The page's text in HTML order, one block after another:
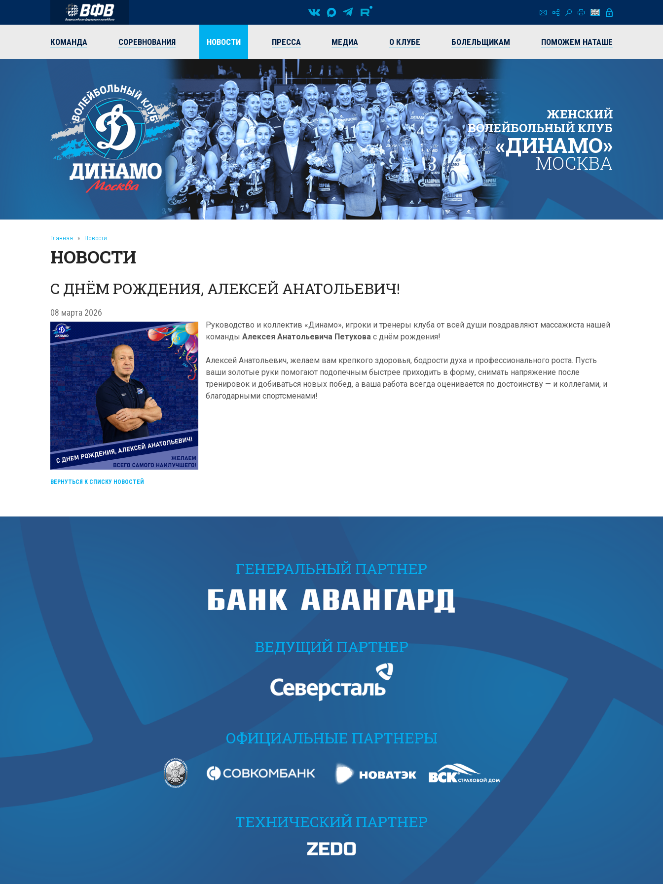
КОМАНДА СОРЕВНОВАНИЯ НОВОСТИ ПРЕССА МЕДИА О КЛУБЕ БОЛЕЛЬЩИКАМ ПОМОЖЕМ НАТАШЕ
ЖЕНСКИЙ
ВОЛЕЙБОЛЬНЫЙ КЛУБ
«ДИНАМО»
МОСКВА
Главная » Новости
НОВОСТИ
С ДНЁМ РОЖДЕНИЯ, АЛЕКСЕЙ АНАТОЛЬЕВИЧ!
08 марта 2026
Руководство и коллектив «Динамо», игроки и тренеры клуба от всей души поздравляют массажиста нашей
команды Алексея Анатольевича Петухова с днём рождения!
Алексей Анатольевич, желаем вам крепкого здоровья, бодрости духа и профессионального роста. Пусть
ваши золотые руки помогают подопечным быстрее приходить в форму, снимать напряжение после
тренировок и добиваться новых побед, а ваша работа всегда оценивается по достоинству — и коллегами, и
благодарными спортсменами!
ВЕРНУТЬСЯ К СПИСКУ НОВОСТЕЙ
ГЕНЕРАЛЬНЫЙ ПАРТНЕР
ВЕДУЩИЙ ПАРТНЕР
ОФИЦИАЛЬНЫЕ ПАРТНЕРЫ
ТЕХНИЧЕСКИЙ ПАРТНЕР